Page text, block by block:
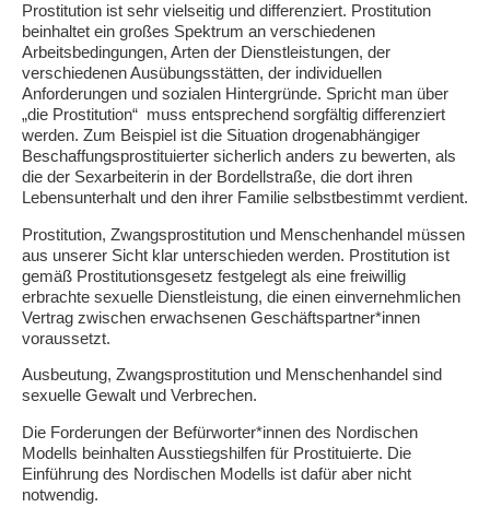
Prostitution ist sehr vielseitig und differenziert. Prostitution
beinhaltet ein großes Spektrum an verschiedenen
Arbeitsbedingungen, Arten der Dienstleistungen, der
verschiedenen Ausübungsstätten, der individuellen
Anforderungen und sozialen Hintergründe. Spricht man über
„die Prostitution“ muss entsprechend sorgfältig differenziert
werden. Zum Beispiel ist die Situation drogenabhängiger
Beschaffungsprostituierter sicherlich anders zu bewerten, als
die der Sexarbeiterin in der Bordellstraße, die dort ihren
Lebensunterhalt und den ihrer Familie selbstbestimmt verdient.
Prostitution, Zwangsprostitution und Menschenhandel müssen
aus unserer Sicht klar unterschieden werden. Prostitution ist
gemäß Prostitutionsgesetz festgelegt als eine freiwillig
erbrachte sexuelle Dienstleistung, die einen einvernehmlichen
Vertrag zwischen erwachsenen Geschäftspartner*innen
voraussetzt.
Ausbeutung, Zwangsprostitution und Menschenhandel sind
sexuelle Gewalt und Verbrechen.
Die Forderungen der Befürworter*innen des Nordischen
Modells beinhalten Ausstiegshilfen für Prostituierte. Die
Einführung des Nordischen Modells ist dafür aber nicht
notwendig.